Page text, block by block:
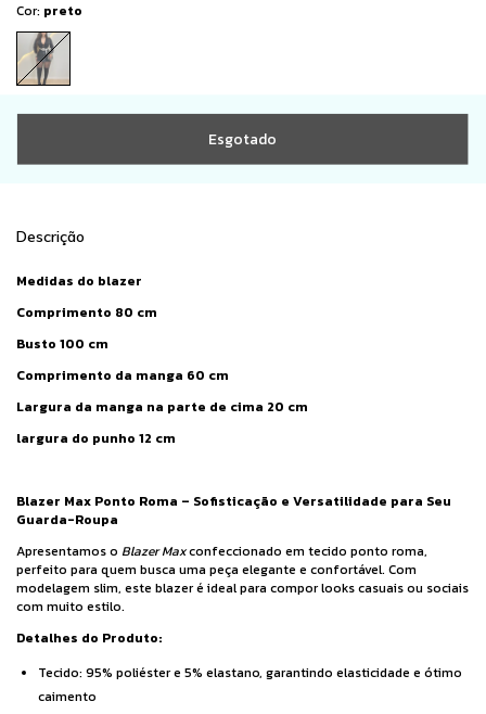
Cor: preto
Descrição
Medidas do blazer
Comprimento 80 cm
Busto 100 cm
Comprimento da manga 60 cm
Largura da manga na parte de cima 20 cm
largura do punho 12 cm
Blazer Max Ponto Roma – Sofisticação e Versatilidade para Seu
Guarda-Roupa
Apresentamos o Blazer Maxconfeccionado em tecido ponto roma,
perfeito para quem busca uma peça elegante e confortável. Com
modelagem slim, este blazer é ideal para compor looks casuais ou sociais
com muito estilo.
Detalhes do Produto:
Tecido: 95% poliéster e 5% elastano, garantindo elasticidade e ótimo
caimento